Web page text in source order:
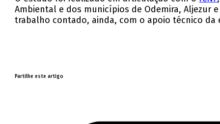
Ambiental e dos municípios de Odemira, Aljezur
trabalho contado, ainda, com o apoio técnico
Partilhe este artigo